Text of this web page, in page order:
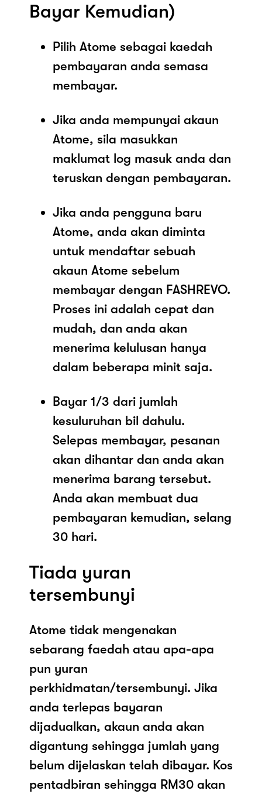
Bayar Kemudian)
Pilih Atome sebagai kaedah
pembayaran anda semasa
membayar.
Jika anda mempunyai akaun
Atome, sila masukkan
maklumat log masuk anda dan
teruskan dengan pembayaran.
Jika anda pengguna baru
Atome, anda akan diminta
untuk mendaftar sebuah
akaun Atome sebelum
membayar dengan FASHREVO.
Proses ini adalah cepat dan
mudah, dan anda akan
menerima kelulusan hanya
dalam beberapa minit saja.
Bayar 1/3 dari jumlah
kesuluruhan bil dahulu.
Selepas membayar, pesanan
akan dihantar dan anda akan
menerima barang tersebut.
Anda akan membuat dua
pembayaran kemudian, selang
30 hari.
Tiada yuran
tersembunyi
Atome tidak mengenakan
sebarang faedah atau apa-apa
pun yuran
perkhidmatan/tersembunyi. Jika
anda terlepas bayaran
dijadualkan, akaun anda akan
digantung sehingga jumlah yang
belum dijelaskan telah dibayar. Kos
pentadbiran sehingga RM30 akan